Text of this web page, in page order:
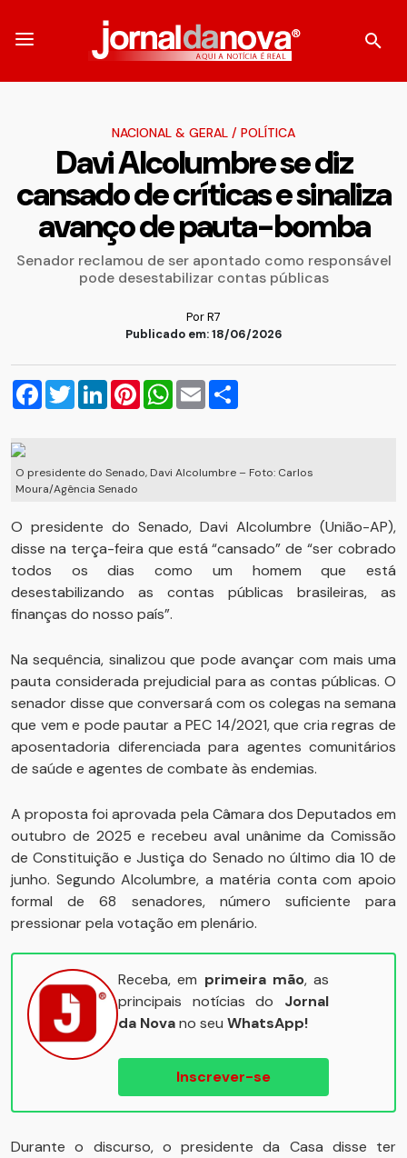
NACIONAL & GERAL / POLÍTICA
Davi Alcolumbre se diz
cansado de críticas e sinaliza
avanço de pauta-bomba
Senador reclamou de ser apontado como responsável
pode desestabilizar contas públicas
Por R7
Publicado em: 18/06/2026
Facebook
TwitterLinkedInPinterestWhatsApp
Email
O presidente do Senado, Davi Alcolumbre – Foto: Carlos
Moura/Agência Senado
O presidente do Senado, Davi Alcolumbre (União-AP),
disse na terça-feira que está “cansado” de “ser cobrado
todos os dias como um homem que está
desestabilizando as contas públicas brasileiras, as
finanças do nosso país”.
Na sequência, sinalizou que pode avançar com mais uma
pauta considerada prejudicial para as contas públicas. O
senador disse que conversará com os colegas na semana
que vem e pode pautar a PEC 14/2021, que cria regras de
aposentadoria diferenciada para agentes comunitários
de saúde e agentes de combate às endemias.
A proposta foi aprovada pela Câmara dos Deputados em
outubro de 2025 e recebeu aval unânime da Comissão
de Constituição e Justiça do Senado no último dia 10 de
junho. Segundo Alcolumbre, a matéria conta com apoio
formal de 68 senadores, número suficiente para
pressionar pela votação em plenário.
Receba, em primeira mão, as
principais notícias do Jornal
da Novano seu WhatsApp!
Inscrever-se
Durante o discurso, o presidente da Casa disse ter